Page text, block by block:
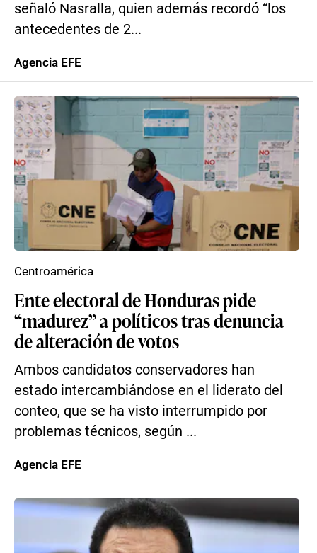
señaló Nasralla, quien además recordó “los
antecedentes de 2...
Agencia EFE
Ente electoral de Honduras pide
“madurez” a políticos tras denuncia
de alteración de votos
Ambos candidatos conservadores han
estado intercambiándose en el liderato del
conteo, que se ha visto interrumpido por
problemas técnicos, según ...
Centroamérica
Agencia EFE